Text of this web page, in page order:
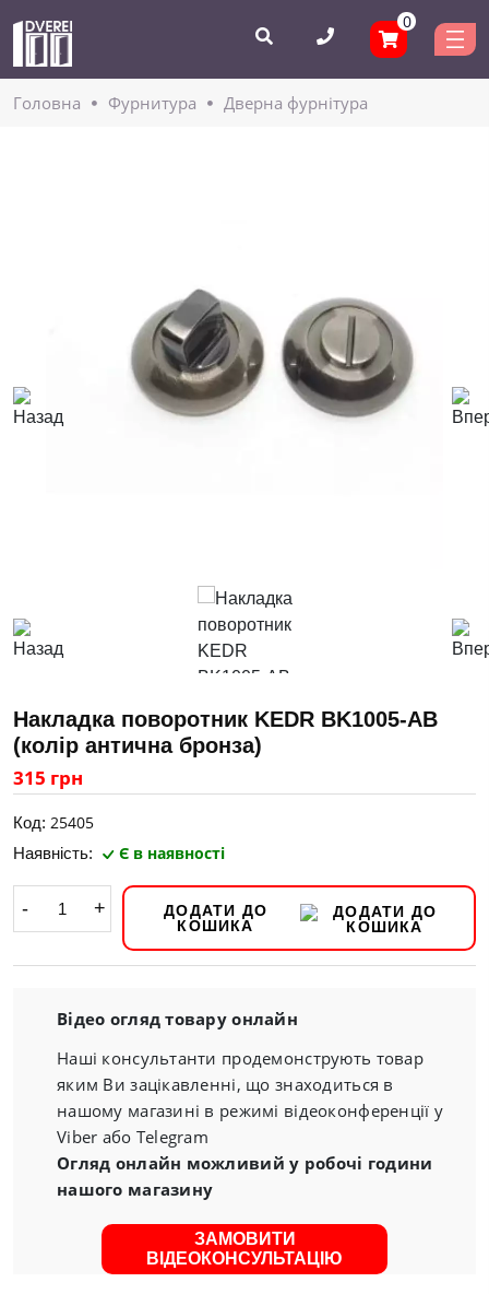
0
Головнa Фурнитура Дверна фурнітура
Накладка поворотник KEDR BK1005-AB
(колір антична бронза)
315 грн
Код: 25405
Наявність: Є в наявності
- +
ДОДАТИ ДО
КОШИКА
Відео огляд товару онлайн
Наші консультанти продемонструють товар
яким Ви зацікавленні, що знаходиться в
нашому магазині в режимі відеоконференції у
Viber або Telegram
Огляд онлайн можливий у робочі години
нашого магазину
ЗАМОВИТИ
ВІДЕОКОНСУЛЬТАЦІЮ